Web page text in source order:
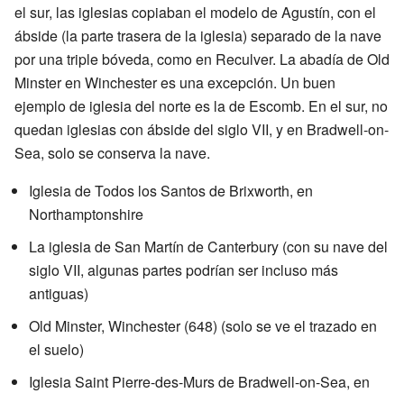
el sur, las iglesias copiaban el modelo de Agustín, con el
ábside (la parte trasera de la iglesia) separado de la nave
por una triple bóveda, como en Reculver. La abadía de Old
Minster en Winchester es una excepción. Un buen
ejemplo de iglesia del norte es la de Escomb. En el sur, no
quedan iglesias con ábside del siglo VII, y en Bradwell-on-
Sea, solo se conserva la nave.
Iglesia de Todos los Santos de Brixworth, en
Northamptonshire
La iglesia de San Martín de Canterbury (con su nave del
siglo VII, algunas partes podrían ser incluso más
antiguas)
Old Minster, Winchester (648) (solo se ve el trazado en
el suelo)
Iglesia Saint Pierre-des-Murs de Bradwell-on-Sea, en